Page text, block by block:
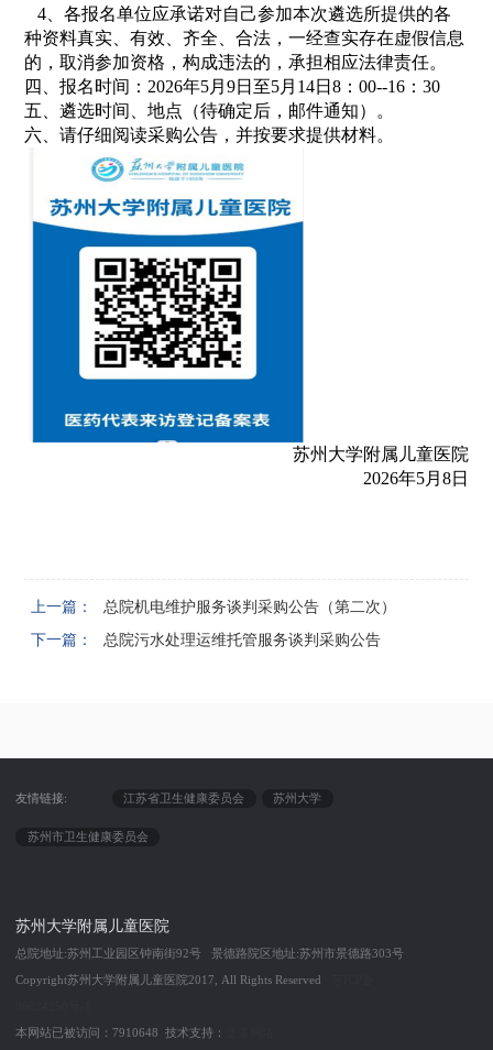
4、各报名单位应承诺对自己参加本次遴选所提供的各
种资料真实、有效、齐全、合法，一经查实存在虚假信息
的，取消参加资格，构成违法的，承担相应法律责任。
四、报名时间：2026年5月9日至5月14日8：00--16：30
五、遴选时间、地点（待确定后，邮件通知）。
六、请仔细阅读采购公告，并按要求提供材料。
苏州大学附属儿童医院
2026年5月8日
上一篇：
总院机电维护服务谈判采购公告（第二次）
下一篇：
总院污水处理运维托管服务谈判采购公告
友情链接: 江苏省卫生健康委员会 苏州大学
苏州市卫生健康委员会
苏州大学附属儿童医院
总院地址:苏州工业园区钟南街92号 景德路院区地址:苏州市景德路303号
Copyright苏州大学附属儿童医院2017, All Rights Reserved
本网站已被访问：7910648 技术支持：